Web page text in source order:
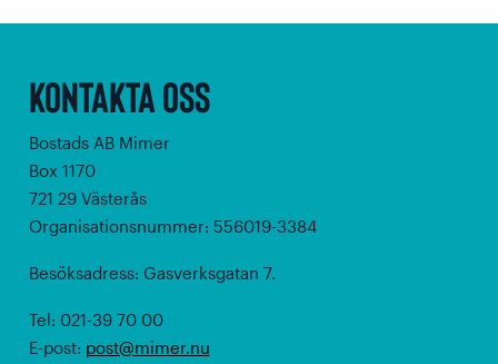
Kontakta oss
Bostads AB Mimer
Box 1170
721 29 Västerås
Organisationsnummer: 556019-3384
Besöksadress: Gasverksgatan 7.
Tel: 021-39 70 00
E-post: post@mimer.nu